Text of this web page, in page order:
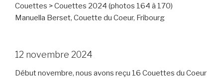
Couettes > Couettes 2024 (photos 164 à 170)
Manuella Berset, Couette du Coeur, Fribourg
12 novembre 2024
Début novembre, nous avons reçu 16 Couettes du Coeur